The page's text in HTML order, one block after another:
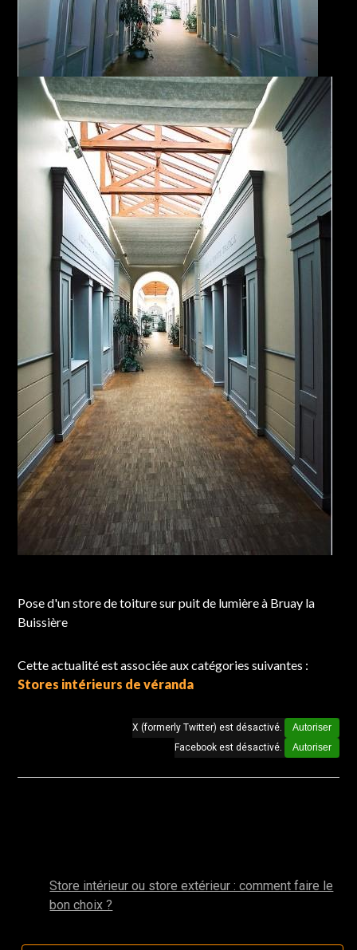
Pose d'un store de toiture sur puit de lumière à Bruay la
Buissière
Cette actualité est associée aux catégories suivantes :
Stores intérieurs de véranda
X (formerly Twitter) est désactivé.
Autoriser
Facebook est désactivé.
Autoriser
Store intérieur ou store extérieur : comment faire le
bon choix ?